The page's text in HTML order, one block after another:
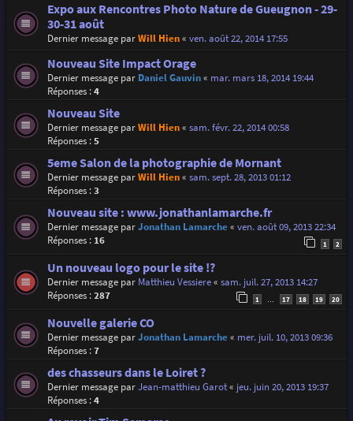
Expo aux Rencontres Photo Nature de Gueugnon - 29-
30-31 août
Dernier message parWill Hien« ven. août 22, 2014 17:55
Nouveau Site Impact Orage
Dernier message par Daniel Gauvin« mar. mars 18, 2014 19:44
Réponses :4
Nouveau Site
Dernier message parWill Hien« sam. févr. 22, 2014 00:58
Réponses :5
5eme Salon de la photographie de Mornant
Dernier message parWill Hien« sam. sept. 28, 2013 01:12
Réponses :3
Nouveau site : www.jonathanlamarche.fr
Dernier message parJonathan Lamarche« ven. août 09, 2013 22:34
Réponses : 16 1 2
Un nouveau logo pour le site !?
Dernier message par Matthieu Vessiere« sam. juil. 27, 2013 14:27
Réponses :287 1 17 18 19 20
Nouvelle galerie CO
Dernier message parJonathan Lamarche« mer. juil. 10, 2013 09:36
Réponses :7
des chasseurs dans le Loiret ?
Dernier message parJean-matthieu Garot« jeu. juin 20, 2013 19:37
Réponses :4